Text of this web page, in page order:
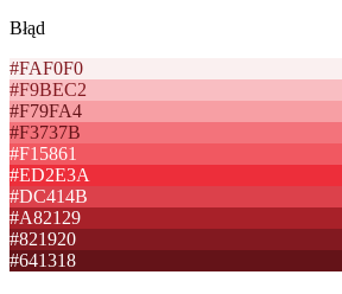
Błąd
#FAF0F0
#F9BEC2
#F79FA4
#F3737B
#F15861
#ED2E3A
#DC414B
#A82129
#821920
#641318